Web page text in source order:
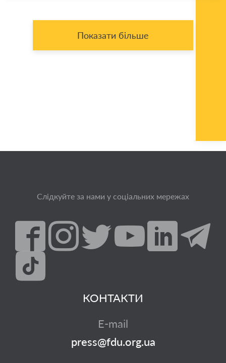
Показати більше
Слідкуйте за нами у соціальних мережах
КОНТАКТИ
E-mail
press@fdu.org.ua